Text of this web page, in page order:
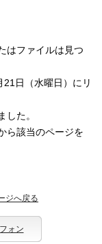
はファイルは見つ
日（水曜日）にリ
した。
ら該当のページを
ジへ戻る
ォン